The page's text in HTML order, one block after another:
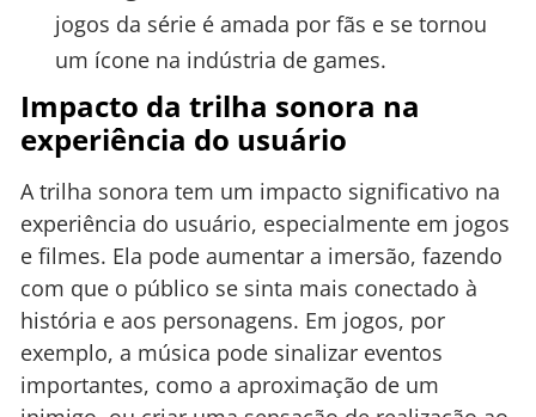
jogos da série é amada por fãs e se tornou
um ícone na indústria de games.
Impacto da trilha sonora na
experiência do usuário
A trilha sonora tem um impacto significativo na
experiência do usuário, especialmente em jogos
e filmes. Ela pode aumentar a imersão, fazendo
com que o público se sinta mais conectado à
história e aos personagens. Em jogos, por
exemplo, a música pode sinalizar eventos
importantes, como a aproximação de um